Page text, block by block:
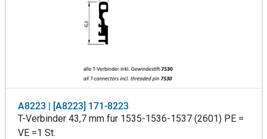
A8223 | [A8223] 171-8223
T-Verbinder 43,7 mm fur 1535-1536-1537 (2601) PE =
VE =1 St.